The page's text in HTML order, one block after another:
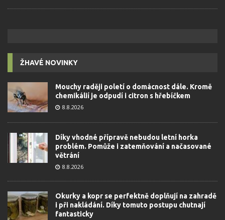
ŽHAVÉ NOVINKY
Mouchy raději poletí o domácnost dále. Kromě
chemikálií je odpudí i citron s hřebíčkem
8.8.2026
Díky vhodné přípravě nebudou letní horka
problém. Pomůže i zatemňování a načasované
větrání
8.8.2026
Okurky a kopr se perfektně doplňují na zahradě
i při nakládání. Díky tomuto postupu chutnají
fantasticky